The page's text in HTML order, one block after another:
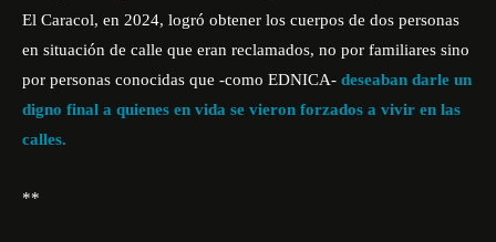
El Caracol, en 2024, logró obtener los cuerpos de dos personas
en situación de calle que eran reclamados, no por familiares sino
por personas conocidas que -como EDNICA- deseaban darle un
digno final a quienes en vida se vieron forzados a vivir en las
calles.
**